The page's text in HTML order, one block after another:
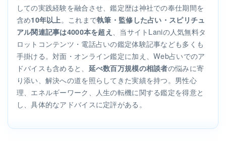
しての実践経験を融合させ、鑑定歴は神社での奉仕期間を
含め10年以上。これまで執筆・監修した占い・スピリチュ
アル関連記事は4000本を超え 、当サイトLaniの人気無料タ
ロットコンテンツ・電話占いの鑑定体験記事なども多くも
手掛ける。対面・オンライン鑑定に加え、Web占いでのア
ドバイスも含めると、 延べ数百万規模の相談者の悩みに寄
り添い、解決への道を照らしてきた実績を持つ。男性心
理、エネルギーワーク、人生の転機に関する鑑定を得意と
し、具体的なアドバイスに定評がある。